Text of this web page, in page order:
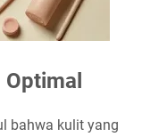
bahwa kulit yang